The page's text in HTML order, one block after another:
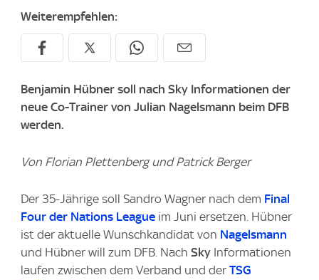
Weiterempfehlen:
Benjamin Hübner soll nach Sky Informationen der
neue Co-Trainer von Julian Nagelsmann beim DFB
werden.
Von Florian Plettenberg und Patrick Berger
Der 35-Jährige soll Sandro Wagner nach dem Final
Four der Nations League im Juni ersetzen. Hübner
ist der aktuelle Wunschkandidat von Nagelsmann
und Hübner will zum DFB. Nach Sky Informationen
laufen zwischen dem Verband und der TSG